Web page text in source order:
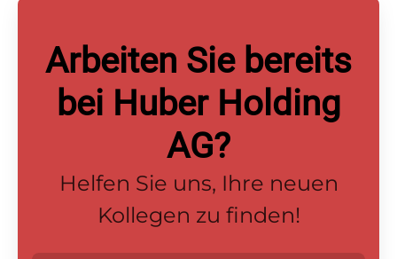
Arbeiten Sie bereits
bei Huber Holding
AG?
Helfen Sie uns, Ihre neuen
Kollegen zu finden!